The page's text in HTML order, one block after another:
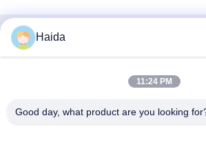
Contactez rapidement
secteur de Nancheng, ville de
Haida
11:24 PM
Good day, what product are you looking